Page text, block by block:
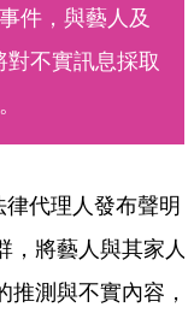
件，與藝人及
不實訊息採取
代理人發布聲明
，將藝人與其家人
推測與不實內容，